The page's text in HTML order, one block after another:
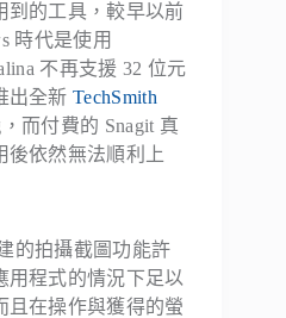
到的工具，較早以前
時代是使用
不再支援 32 位元
出全新TechSmith
而付費的 Snagit 真
後依然無法順利上
的拍攝截圖功能許
用程式的情況下足以
且在操作與獲得的螢